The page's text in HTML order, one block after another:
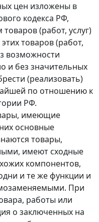
цен изложены в
кодекса РФ,
(работ, услуг)
товаров (работ,
возможности
и без значительных
(реализовать)
по отношению к
РФ.
имеющие
основные
товары,
имеют сходные
компонентов,
и те же функции и
При
работы или
о заключенных на